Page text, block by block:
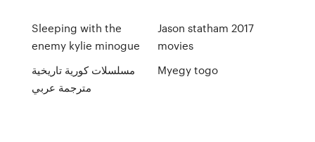
Sleeping with the
enemy kylie minogue
مسلسلات كورية تاريخية
مترجمة عربي
Jason statham 2017
movies
Myegy togo